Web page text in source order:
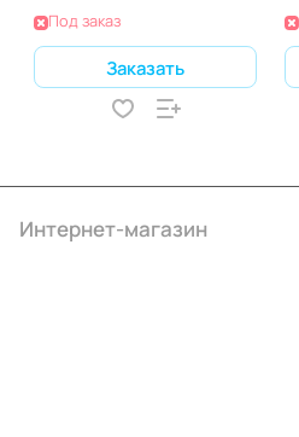
Под заказ
Заказать
Интернет-магазин